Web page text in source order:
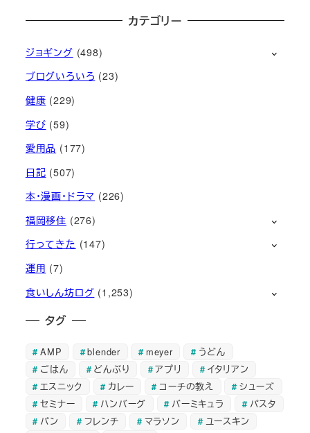
カテゴリー
ジョギング (498)
ブログいろいろ (23)
健康 (229)
学び (59)
愛用品 (177)
日記 (507)
本・漫画・ドラマ (226)
福岡移住 (276)
行ってきた (147)
運用 (7)
食いしん坊ログ (1,253)
タグ
AMP blender meyer
うどん
ごはん
どんぶり アプリ
イタリアン
エスニック
カレー コーチの教え
シューズ
セミナー
ハンバーグ バーミキュラ
パスタ
パン
フレンチ マラソン
ユースキン